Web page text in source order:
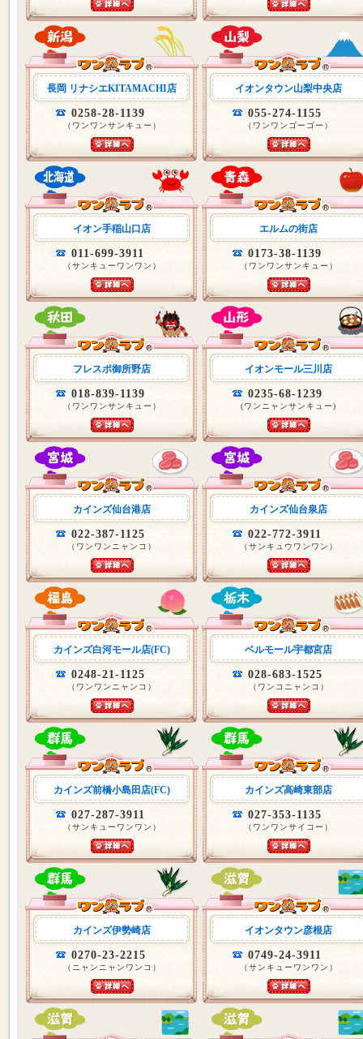
長岡 リナシエKITAMACHI店
0258-28-1139
（ワンワンサンキュー）
イオンタウン山梨中央店
055-274-1155
（ワンワンゴーゴー）
イオン手稲山口店
011-699-3911
（サンキューワンワン）
エルムの街店
0173-38-1139
（ワンワンサンキュー）
フレスポ御所野店
018-839-1139
（ワンワンサンキュー）
イオンモール三川店
0235-68-1239
(ワンニャンサンキュー)
カインズ仙台港店
022-387-1125
（ワンワンニャンコ）
カインズ仙台泉店
022-772-3911
（サンキュウワンワン）
カインズ白河モール店(FC)
0248-21-1125
（ワンワンニャンコ）
ベルモール宇都宮店
028-683-1525
（ワンコニャンコ）
カインズ前橋小島田店(FC)
027-287-3911
（サンキューワンワン）
カインズ高崎東部店
027-353-1135
（ワンワンサイコー）
カインズ伊勢崎店
0270-23-2215
（ニャンニャンワンコ）
イオンタウン彦根店
0749-24-3911
（サンキューワンワン）